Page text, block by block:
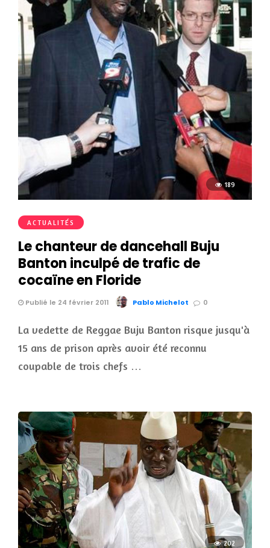
189
ACTUALITÉS
Le chanteur de dancehall Buju
Banton inculpé de trafic de
cocaïne en Floride
Publié le 24 février 2011 Pablo Michelot 0
La vedette de Reggae Buju Banton risque jusqu'à
15 ans de prison après avoir été reconnu
coupable de trois chefs …
202